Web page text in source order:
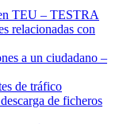
TEU – TESTRA
relacionadas con
a un ciudadano –
de tráfico
de ficheros